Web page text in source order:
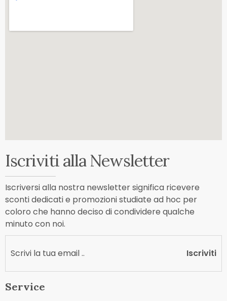
Iscriviti alla Newsletter
Iscriversi alla nostra newsletter significa ricevere
sconti dedicati e promozioni studiate ad hoc per
coloro che hanno deciso di condividere qualche
minuto con noi.
Iscriviti
Service